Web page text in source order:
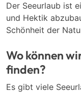
Der Seeurlaub ist
und Hektik
Schönheit der
Wo können
finden?
Es gibt viele